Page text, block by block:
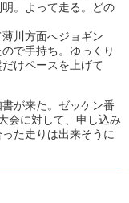
。よって走る。どの
川方面へジョギン
で手持ち。ゆっくり
けペースを上げて
が来た。ゼッケン番
会に対して、申し込み
た走りは出来そうに